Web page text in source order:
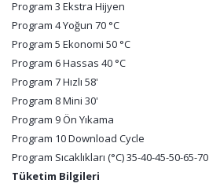
Program 3 Ekstra Hijyen
Program 4 Yoğun 70 °C
Program 5 Ekonomi 50 °C
Program 6 Hassas 40 °C
Program 7 Hızlı 58'
Program 8 Mini 30'
Program 9 Ön Yıkama
Program 10 Download Cycle
Program Sıcaklıkları (°C) 35-40-45-50-65-70
Tüketim Bilgileri